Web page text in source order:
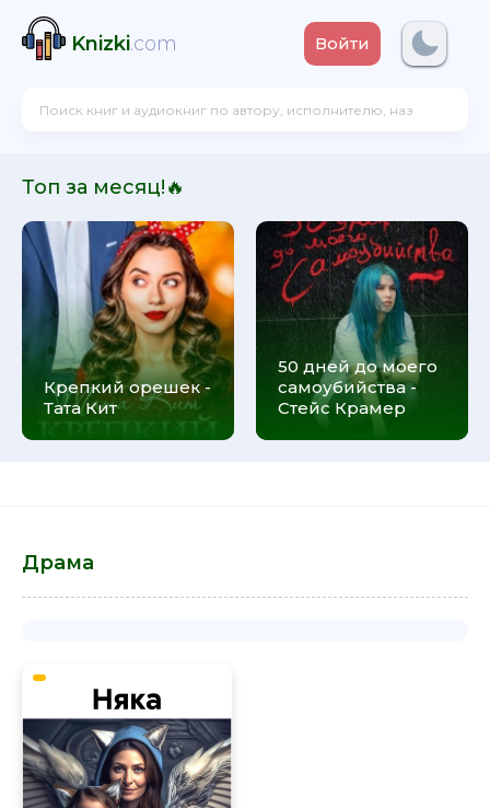
Knizki.com Войти
Топ за месяц!🔥
Крепкий орешек -
Тата Кит
50 дней до моего
самоубийства -
Стейс Крамер
Драма